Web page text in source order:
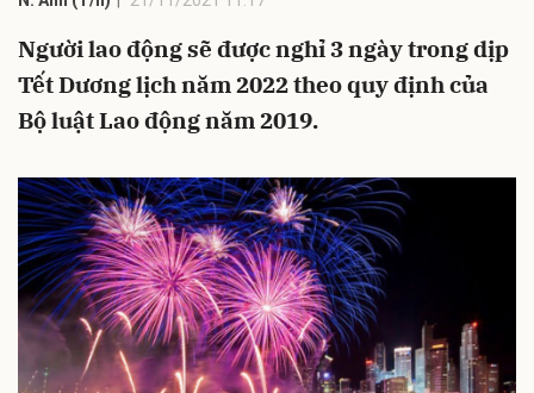
Người lao động sẽ được nghỉ 3 ngày trong dịp
Tết Dương lịch năm 2022 theo quy định của
Bộ luật Lao động năm 2019.
Hủy Gửi